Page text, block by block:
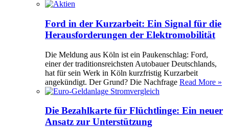
Ford in der Kurzarbeit: Ein Signal für die
Herausforderungen der Elektromobilität
Die Meldung aus Köln ist ein Paukenschlag: Ford,
einer der traditionsreichsten Autobauer Deutschlands,
hat für sein Werk in Köln kurzfristig Kurzarbeit
angekündigt. Der Grund? Die Nachfrage Read More »
Die Bezahlkarte für Flüchtlinge: Ein neuer
Ansatz zur Unterstützung